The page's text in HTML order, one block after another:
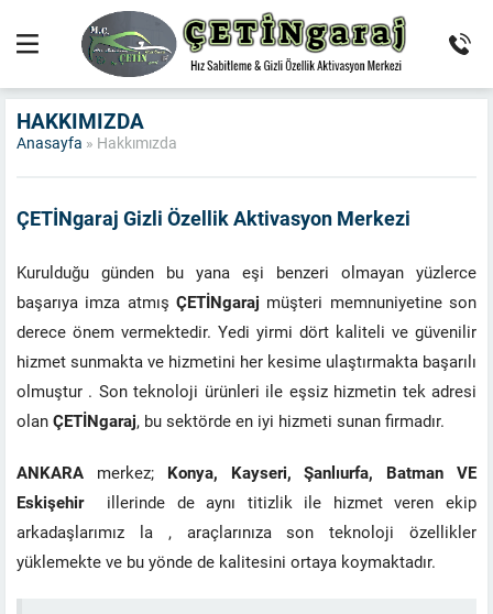
HAKKIMIZDA
Anasayfa » Hakkımızda
ÇETİNgaraj Gizli Özellik Aktivasyon Merkezi
Kurulduğu günden bu yana eşi benzeri olmayan yüzlerce
başarıya imza atmış ÇETİNgaraj müşteri memnuniyetine son
derece önem vermektedir. Yedi yirmi dört kaliteli ve güvenilir
hizmet sunmakta ve hizmetini her kesime ulaştırmakta başarılı
olmuştur . Son teknoloji ürünleri ile eşsiz hizmetin tek adresi
olan ÇETİNgaraj, bu sektörde en iyi hizmeti sunan firmadır.
ANKARA merkez; Konya, Kayseri, Şanlıurfa, Batman VE
Eskişehir
illerinde de aynı titizlik ile hizmet veren ekip
arkadaşlarımız la , araçlarınıza son teknoloji özellikler
yüklemekte ve bu yönde de kalitesini ortaya koymaktadır.